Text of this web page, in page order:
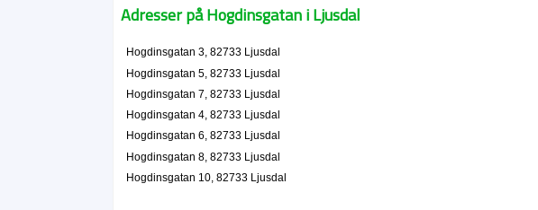
Adresser på Hogdinsgatan i Ljusdal
Hogdinsgatan 3, 82733 Ljusdal
Hogdinsgatan 5, 82733 Ljusdal
Hogdinsgatan 7, 82733 Ljusdal
Hogdinsgatan 4, 82733 Ljusdal
Hogdinsgatan 6, 82733 Ljusdal
Hogdinsgatan 8, 82733 Ljusdal
Hogdinsgatan 10, 82733 Ljusdal